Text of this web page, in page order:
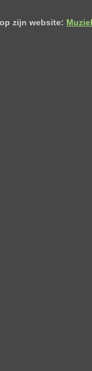
zijn website: